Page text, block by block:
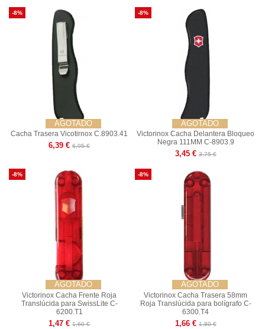
AGOTADO
-8%
Cacha Trasera Vicotirnox C.8903.41
6,39 € 6,95 €
AGOTADO
-8%
Victorinox Cacha Delantera Bloqueo
Negra 111MM C-8903.9
3,45 € 3,75 €
AGOTADO
-8%
Victorinox Cacha Frente Roja
Translúcida para SwissLite C-
6200.T1
1,47 € 1,60 €
AGOTADO
-8%
Victorinox Cacha Trasera 58mm
Roja Translúcida para bolígrafo C-
6300.T4
1,66 € 1,80 €